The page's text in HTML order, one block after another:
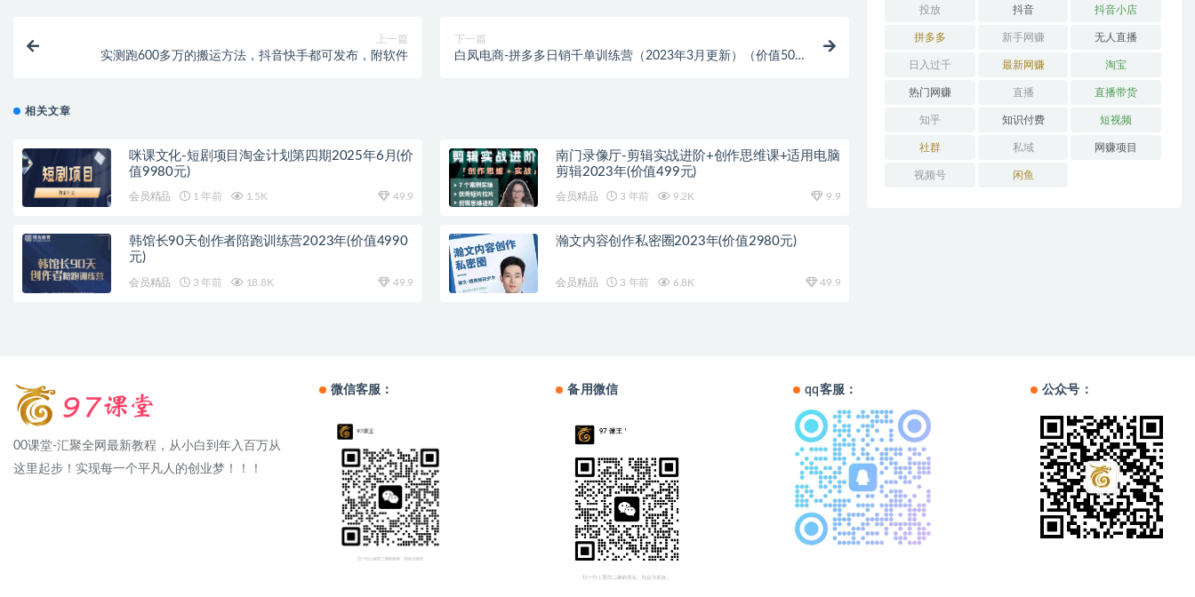
上一篇
实测跑600多万的搬运方法，抖音快手都可发布，附软件
下一篇
白凤电商-拼多多日销千单训练营（2023年3月更新）（价值5000
相关文章
咪课文化-短剧项目淘金计划第四期2025年6月(价
值9980元)
会员精品 1 年前 1.5K 49.9
南门录像厅-剪辑实战进阶+创作思维课+适用电脑
剪辑2023年(价值499元)
会员精品 3 年前 9.2K 9.9
韩馆长90天创作者陪跑训练营2023年(价值4990
元)
会员精品 3 年前 18.8K 49.9
瀚文内容创作私密圈2023年(价值2980元)
会员精品 3 年前 6.8K 49.9
投放 抖音 抖音小店
拼多多 新手网赚 无人直播
日入过千 最新网赚 淘宝
热门网赚 直播 直播带货
知乎 知识付费 短视频
社群 私域 网赚项目
视频号 闲鱼
00课堂-汇聚全网最新教程，从小白到年入百万从
这里起步！实现每一个平凡人的创业梦！！！
微信客服： 备用微信 qq客服： 公众号：